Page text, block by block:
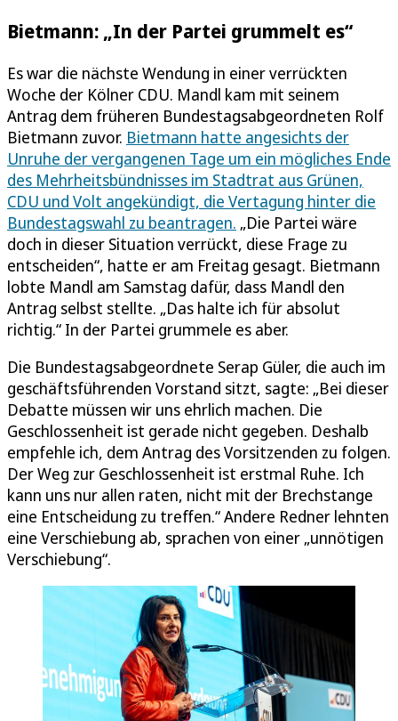
Bietmann: „In der Partei grummelt es“
Es war die nächste Wendung in einer verrückten
Woche der Kölner CDU. Mandl kam mit seinem
Antrag dem früheren Bundestagsabgeordneten Rolf
Bietmann zuvor. Bietmann hatte angesichts der
Unruhe der vergangenen Tage um ein mögliches Ende
des Mehrheitsbündnisses im Stadtrat aus Grünen,
CDU und Volt angekündigt, die Vertagung hinter die
Bundestagswahl zu beantragen. „Die Partei wäre
doch in dieser Situation verrückt, diese Frage zu
entscheiden“, hatte er am Freitag gesagt. Bietmann
lobte Mandl am Samstag dafür, dass Mandl den
Antrag selbst stellte. „Das halte ich für absolut
richtig.“ In der Partei grummele es aber.
Die Bundestagsabgeordnete Serap Güler, die auch im
geschäftsführenden Vorstand sitzt, sagte: „Bei dieser
Debatte müssen wir uns ehrlich machen. Die
Geschlossenheit ist gerade nicht gegeben. Deshalb
empfehle ich, dem Antrag des Vorsitzenden zu folgen.
Der Weg zur Geschlossenheit ist erstmal Ruhe. Ich
kann uns nur allen raten, nicht mit der Brechstange
eine Entscheidung zu treffen.“ Andere Redner lehnten
eine Verschiebung ab, sprachen von einer „unnötigen
Verschiebung“.